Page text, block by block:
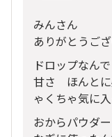
みんさん
ありがとうご
ドロップなん
甘さ ほんと
ゃくちゃ気に
おからパウダ